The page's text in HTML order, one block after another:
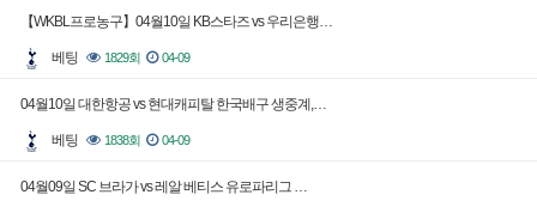
【WKBL프로농구】04월10일 KB스타즈 vs 우리은행…
베팅 1829회 04-09
04월10일 대한항공 vs 현대캐피탈 한국배구 생중계,…
베팅 1838회 04-09
04월09일 SC 브라가 vs 레알 베티스 유로파리그 …